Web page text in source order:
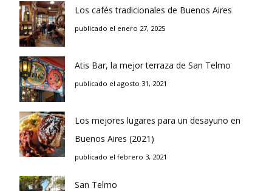
Los cafés tradicionales de Buenos Aires
publicado el enero 27, 2025
Atis Bar, la mejor terraza de San Telmo
publicado el agosto 31, 2021
Los mejores lugares para un desayuno en
Buenos Aires (2021)
publicado el febrero 3, 2021
San Telmo